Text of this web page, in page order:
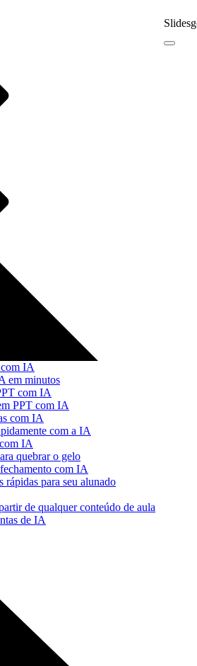
com IA
em minutos
com IA
PPT com IA
com IA
com a IA
IA
quebrar o gelo
com IA
rápidas para seu alunado
de qualquer conteúdo de aula
de IA